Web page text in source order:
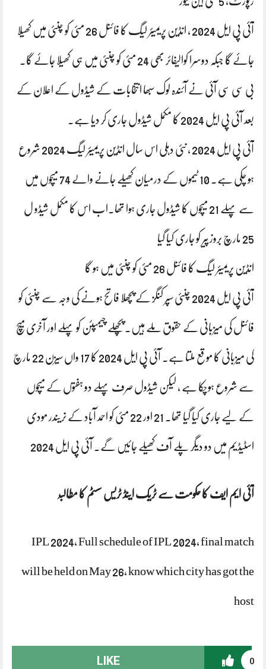
آئی پی ایل 2024 ، انڈین پریمیئر لیگ کا فائنل 26 مئی کو چنئی میں کھیلا
جائے گا جبکہ دوسرا کوالیفائر بھی 24 مئی کو چنئی میں ہی کھیلا جائے گا۔
بی سی سی آئی نے آئندہ لوک سبھا انتخابات کے شیڈول کے اعلان کے
بعد آئی پی ایل 2024 کا مکمل شیڈول جاری کر دیا ہے۔
آئی پی ایل 2024 ، نئی دہلی اس سال انڈین پریمیئر لیگ 2024 شروع
ہو چکی ہے۔ 10 ٹیموں کے درمیان کھیلے جانے والے 74 میچوں میں
سے پہلے 21 میچوں کا شیڈول جاری ہوا تھا۔اب اس کا مکمل شیڈو ل
25 مارچ بروز پیر کو جاری کیا گیا
انڈین پریمیئر لیگ کا فائنل 26 مئی کو چنئی میں ہو گا
آئی پی ایل 2024 چنئی سپر کنگز کے پچھلا فاتح ہونے کی وجہ سے چنئی کو
فائنل کی میزبانی کے حقوق ملے ہیں۔ پچھلے چیمپئن کو پہلے اور آخری میچ
کی میزبانی کا موقع ملتا ہے۔ آئی پی ایل 2024 کا 17 واں سیزن 22 مارچ
سے شروع ہوچکا ہے ، لیکن شیڈول صرف پہلے دو ہفتوں کے میچوں
کے لیے جاری کیا گیا تھا۔ 21 اور 22 مئی کو احمد آباد کے نریندر مودی
اسٹیڈیم میں دو دیگر پلے آف کھیلے جائیں گے۔ آئی پی ایل 2024
آئی ایم ایف کا حکومت سے ٹریک اینڈ ٹریس سسٹم کا مطالبہ
IPL 2024, Full schedule of IPL 2024, final match
will be held on May 26, know which city has got the
host
0
LIKE